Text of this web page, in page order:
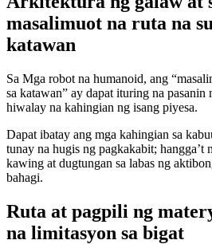
masalimuot na ruta na
katawan
Sa Mga robot na humanoid, ang
sa katawan” ay dapat ituring na pasanin
hiwalay na kahingian ng isang piyesa.
Dapat ibatay ang mga kahingian sa
tunay na hugis ng pagkakabit; hangga’t
kawing at dugtungan sa labas ng
bahagi.
Ruta at pagpili ng
na limitasyon sa bigat